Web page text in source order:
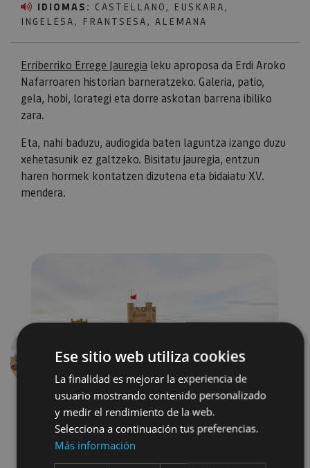
IDIOMAS: CASTELLANO, EUSKARA,
INGELESA, FRANTSESA, ALEMANA
Erriberriko Errege Jauregia leku aproposa da Erdi Aroko
Nafarroaren historian barneratzeko. Galeria, patio,
gela, hobi, lorategi eta dorre askotan barrena ibiliko
zara.
Eta, nahi baduzu, audiogida baten laguntza izango duzu
xehetasunik ez galtzeko. Bisitatu jauregia, entzun
haren hormek kontatzen dizutena eta bidaiatu XV.
mendera.
Aurrekoa
Ese sitio web utiliza cookies
La finalidad es mejorar la experiencia de
usuario mostrando contenido personalizado
y medir el rendimiento de la web.
Selecciona a continuación tus preferencias.
Más información